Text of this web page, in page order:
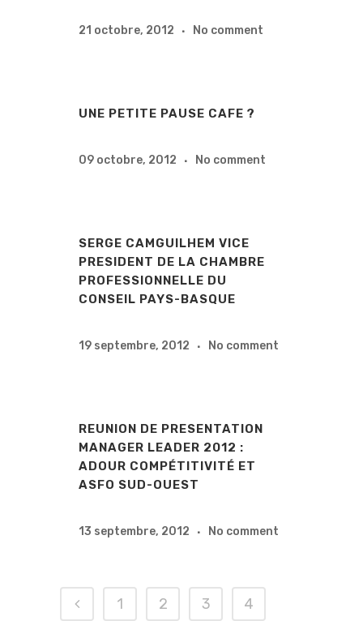
21 octobre, 2012 No comment
UNE PETITE PAUSE CAFE ?
09 octobre, 2012 No comment
SERGE CAMGUILHEM VICE
PRESIDENT DE LA CHAMBRE
PROFESSIONNELLE DU
CONSEIL PAYS-BASQUE
19 septembre, 2012 No comment
REUNION DE PRESENTATION
MANAGER LEADER 2012 :
ADOUR COMPÉTITIVITÉ ET
ASFO SUD-OUEST
13 septembre, 2012 No comment
1 2 3
4